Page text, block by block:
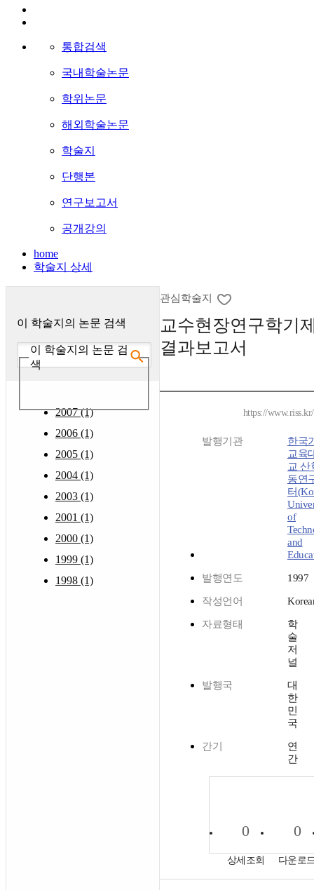
통합검색
국내학술논문
학위논문
해외학술논문
학술지
단행본
연구보고서
공개강의
home
학술지 상세
이 학술지의 논문 검색
이 학술지의 논문 검
색
2007 (1)
2006 (1)
2005 (1)
2004 (1)
2003 (1)
2001 (1)
2000 (1)
1999 (1)
1998 (1)
관심학술지
교수현장연구학기
결과보고서
https://
발행기관
한국
교육
교 산
동연
터
of
and
발행연도 1997
작성언어
자료형태
학
술
저
널
발행국
대
한
민
국
간기
연
간
0
상세조회
0
다운로